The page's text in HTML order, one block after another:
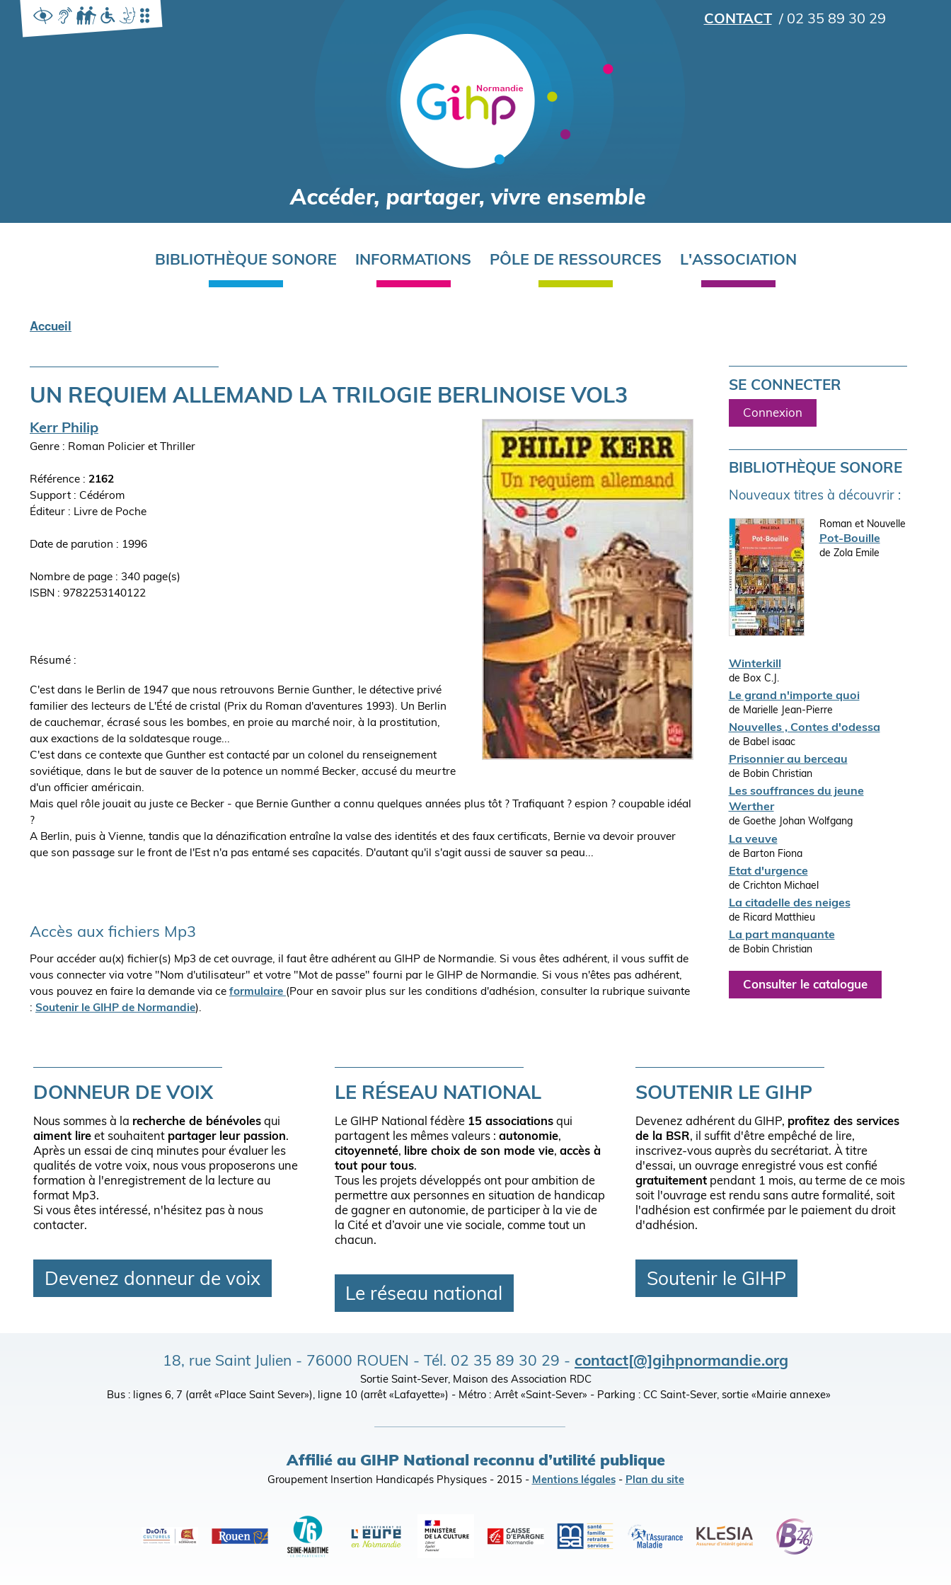
contenu
principal
CONTACT/ 02 35 89 30 29
BIBLIOTHÈQUE SONORE INFORMATIONS PÔLE DE RESSOURCES L'ASSOCIATION
Accueil
UN REQUIEM ALLEMAND LA TRILOGIE BERLINOISE VOL3
Auteur(s)
Kerr Philip
Genre : Roman Policier et Thriller
Référence : 2162
Support : Cédérom
Editeur
Livre de Poche
Date de parution : 1996
Nombre de page : 340 page(s)
ISBN : 9782253140122
l'ouvrage
Résumé :
C'est dans le Berlin de 1947 que nous retrouvons Bernie Gunther, le détective privé
familier des lecteurs de L'Été de cristal (Prix du Roman d'aventures 1993). Un Berlin
de cauchemar, écrasé sous les bombes, en proie au marché noir, à la prostitution,
aux exactions de la soldatesque rouge...
C'est dans ce contexte que Gunther est contacté par un colonel du renseignement
soviétique, dans le but de sauver de la potence un nommé Becker, accusé du meurtre
d'un officier américain.
Mais quel rôle jouait au juste ce Becker - que Bernie Gunther a connu quelques années plus tôt ? Trafiquant ? espion ? coupable idéal
?
A Berlin, puis à Vienne, tandis que la dénazification entraîne la valse des identités et des faux certificats, Bernie va devoir prouver
que son passage sur le front de l'Est n'a pas entamé ses capacités. D'autant qu'il s'agit aussi de sauver sa peau...
Accès aux fichiers Mp3
Pour accéder au(x) fichier(s) Mp3 de cet ouvrage, il faut être adhérent au GIHP de Normandie. Si vous êtes adhérent, il vous suffit de
vous connecter via votre "Nom d'utilisateur" et votre "Mot de passe" fourni par le GIHP de Normandie. Si vous n'êtes pas adhérent,
vous pouvez en faire la demande via ce formulaire (Pour en savoir plus sur les conditions d'adhésion, consulter la rubrique suivante
: Soutenir le GIHP de Normandie).
SE CONNECTER
Connexion
BIBLIOTHÈQUE SONORE
Nouveaux titres à découvrir :
Roman et Nouvelle
Pot-Bouille
de Zola Emile
Winterkill
de Box C.J.
Le grand n'importe quoi
de Marielle Jean-Pierre
Nouvelles , Contes d'odessa
de Babel isaac
Prisonnier au berceau
de Bobin Christian
Les souffrances du jeune
Werther
de Goethe Johan Wolfgang
La veuve
de Barton Fiona
Etat d'urgence
de Crichton Michael
La citadelle des neiges
de Ricard Matthieu
La part manquante
de Bobin Christian
Consulter le catalogue
DONNEUR DE VOIX
Nous sommes à la recherche de bénévoles qui
aiment lire et souhaitent partager leur passion.
Après un essai de cinq minutes pour évaluer les
qualités de votre voix, nous vous proposerons une
formation à l'enregistrement de la lecture au
format Mp3.
Si vous êtes intéressé, n'hésitez pas à nous
contacter.
Devenez donneur de voix
LE RÉSEAU NATIONAL
Le GIHP National fédère 15 associationsqui
partagent les mêmes valeurs : autonomie,
citoyenneté, libre choix de son mode vie, accès à
tout pour tous.
Tous les projets développés ont pour ambition de
permettre aux personnes en situation de handicap
de gagner en autonomie, de participer à la vie de
la Cité et d’avoir une vie sociale, comme tout un
chacun.
Le réseau national
SOUTENIR LE GIHP
Devenez adhérent du GIHP, profitez des services
de la BSR, il suffit d'être empêché de lire,
inscrivez-vous auprès du secrétariat. À titre
d'essai, un ouvrage enregistré vous est confié
gratuitement pendant 1 mois, au terme de ce mois
soit l'ouvrage est rendu sans autre formalité, soit
l'adhésion est confirmée par le paiement du droit
d'adhésion.
Soutenir le GIHP
18, rue Saint Julien - 76000 ROUEN - Tél. 02 35 89 30 29 - contact[@]gihpnormandie.org
Sortie Saint-Sever, Maison des Association RDC
Bus : lignes 6, 7 (arrêt «Place Saint Sever»), ligne 10 (arrêt «Lafayette») - Métro : Arrêt «Saint-Sever» - Parking : CC Saint-Sever, sortie «Mairie annexe»
Affilié au GIHP National reconnu d’utilité publique
Groupement Insertion Handicapés Physiques - 2015 - Mentions légales- Plan du site